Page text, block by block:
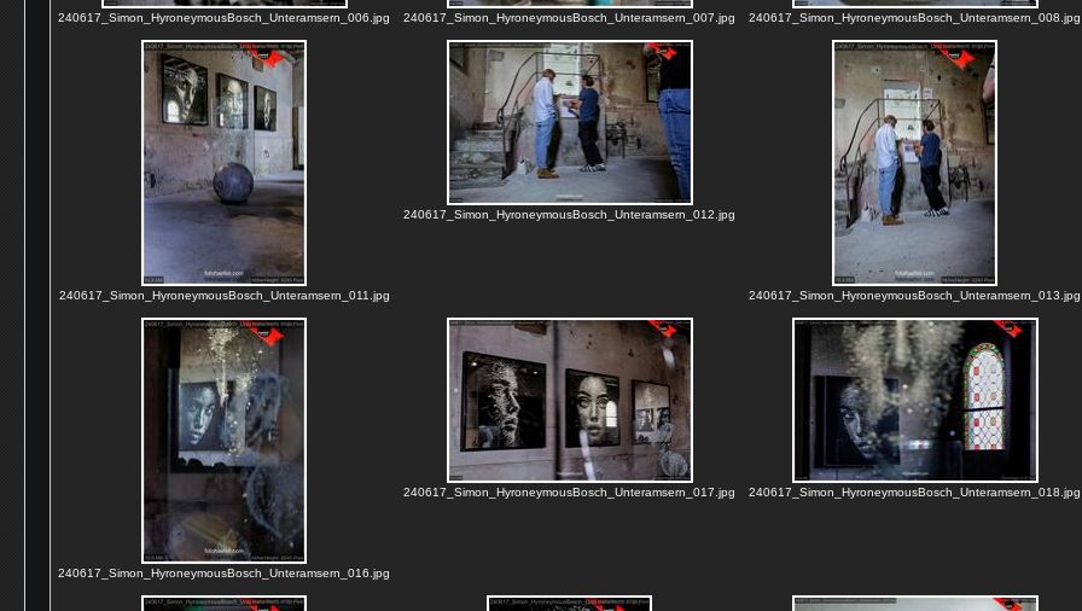
240617_Simon_HyroneymousBosch_Unteramsern_006.jpg 240617_Simon_HyroneymousBosch_Unteramsern_007.jpg 240617_Simon_HyroneymousBosch_Unteramsern_008.jpg
240617_Simon_HyroneymousBosch_Unteramsern_011.jpg
240617_Simon_HyroneymousBosch_Unteramsern_012.jpg
240617_Simon_HyroneymousBosch_Unteramsern_013.jpg
240617_Simon_HyroneymousBosch_Unteramsern_016.jpg
240617_Simon_HyroneymousBosch_Unteramsern_017.jpg 240617_Simon_HyroneymousBosch_Unteramsern_018.jpg